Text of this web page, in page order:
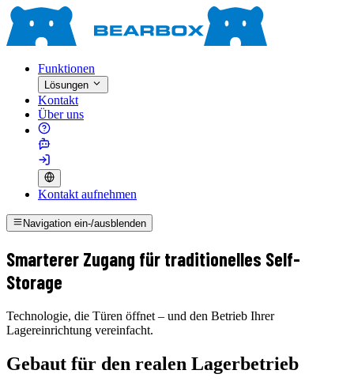
Funktionen
Lösungen
Kontakt
Über uns
Kontakt aufnehmen
Navigation ein-/ausblenden
Smarterer Zugang für traditionelles Self-
Storage
Technologie, die Türen öffnet – und den Betrieb Ihrer
Lagereinrichtung vereinfacht.
Gebaut für den realen Lagerbetrieb